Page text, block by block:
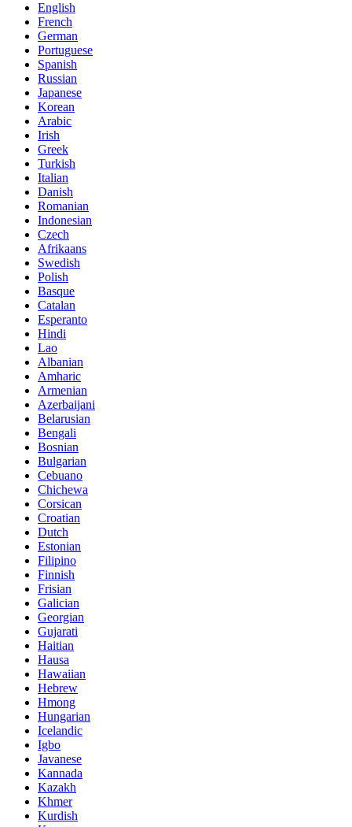
English
French
German
Portuguese
Spanish
Russian
Japanese
Korean
Arabic
Irish
Greek
Turkish
Italian
Danish
Romanian
Indonesian
Czech
Afrikaans
Swedish
Polish
Basque
Catalan
Esperanto
Hindi
Lao
Albanian
Amharic
Armenian
Azerbaijani
Belarusian
Bengali
Bosnian
Bulgarian
Cebuano
Chichewa
Corsican
Croatian
Dutch
Estonian
Filipino
Finnish
Frisian
Galician
Georgian
Gujarati
Haitian
Hausa
Hawaiian
Hebrew
Hmong
Hungarian
Icelandic
Igbo
Javanese
Kannada
Kazakh
Khmer
Kurdish